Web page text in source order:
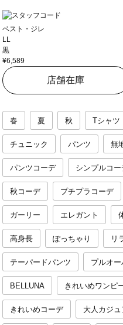
ベスト・ジレ
LL
黒
¥6,589
店舗在庫
春 夏 秋 Tシャツ
チュニック パンツ 無
パンツコーデ シンプルコー
秋コーデ プチプラコーデ
ガーリー エレガント
高身長 ぽっちゃり リ
テーパードパンツ プルオー
BELLUNA きれいめワンピ
きれいめコーデ 大人カジュ